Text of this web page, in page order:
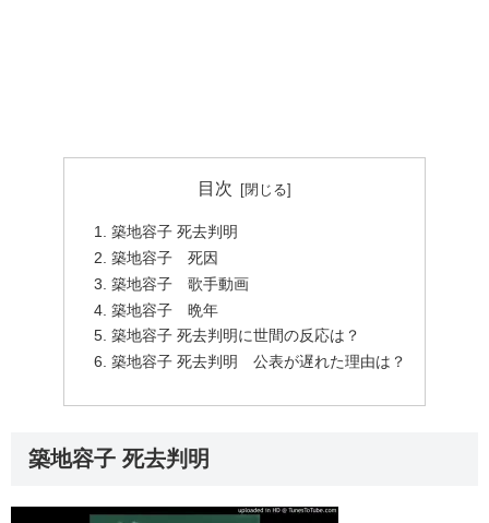
目次
築地容子 死去判明
築地容子 死因
築地容子 歌手動画
築地容子 晩年
築地容子 死去判明に世間の反応は？
築地容子 死去判明 公表が遅れた理由は？
築地容子 死去判明